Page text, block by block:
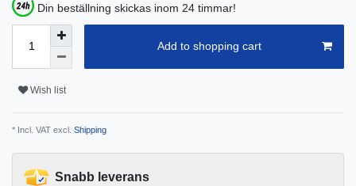
Din beställning skickas inom 24 timmar!
Add to shopping cart
Wish list
* Incl. VAT excl. Shipping
Snabb leverans